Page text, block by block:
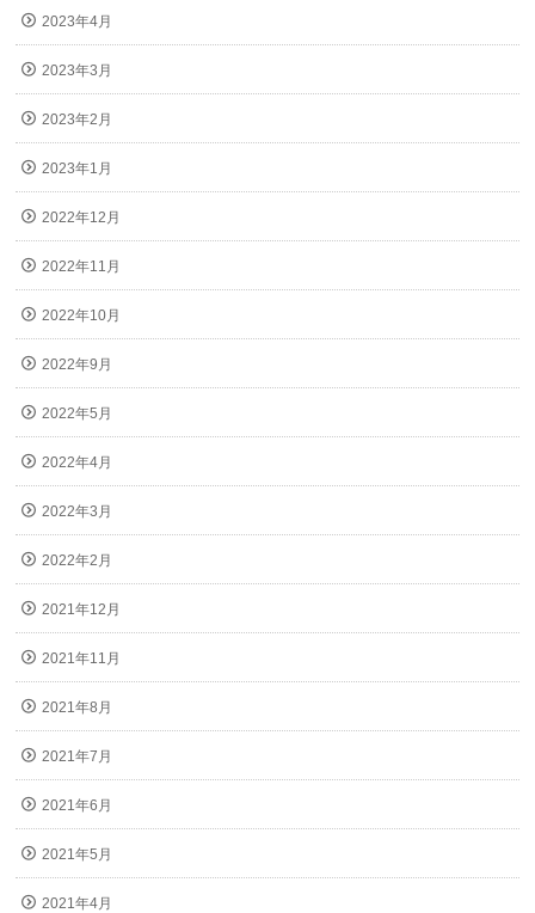
2023年4月
2023年3月
2023年2月
2023年1月
2022年12月
2022年11月
2022年10月
2022年9月
2022年5月
2022年4月
2022年3月
2022年2月
2021年12月
2021年11月
2021年8月
2021年7月
2021年6月
2021年5月
2021年4月